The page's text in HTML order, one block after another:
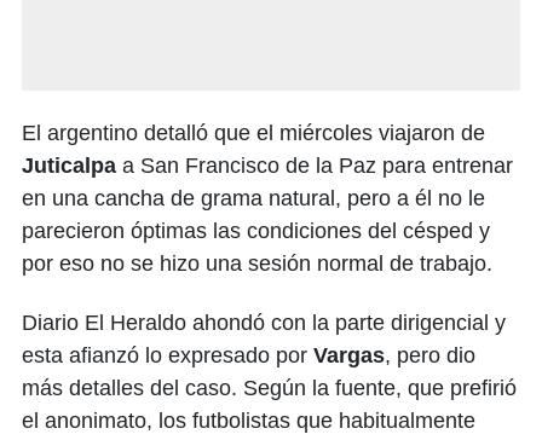
El argentino detalló que el miércoles viajaron de
Juticalpa a San Francisco de la Paz para entrenar
en una cancha de grama natural, pero a él no le
parecieron óptimas las condiciones del césped y
por eso no se hizo una sesión normal de trabajo.
Diario El Heraldo ahondó con la parte dirigencial y
esta afianzó lo expresado por Vargas, pero dio
más detalles del caso. Según la fuente, que prefirió
el anonimato, los futbolistas que habitualmente